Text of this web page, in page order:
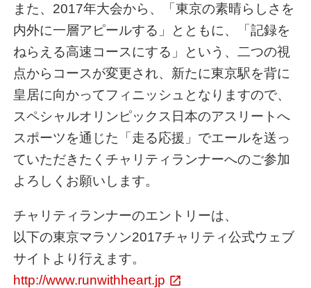
また、2017年大会から、「東京の素晴らしさを
内外に一層アピールする」とともに、「記録を
ねらえる高速コースにする」という、二つの視
点からコースが変更され、新たに東京駅を背に
皇居に向かってフィニッシュとなりますので、
スペシャルオリンピックス日本のアスリートへ
スポーツを通じた「走る応援」でエールを送っ
ていただきたくチャリティランナーへのご参加
よろしくお願いします。
チャリティランナーのエントリーは、
以下の東京マラソン2017チャリティ公式ウェブ
サイトより行えます。
http://www.runwithheart.jp